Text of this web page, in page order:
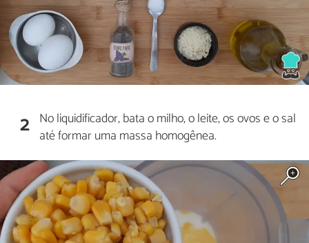
2 No liquidificador, bata o milho, o leite, os ovos e o sal
até formar uma massa homogênea.